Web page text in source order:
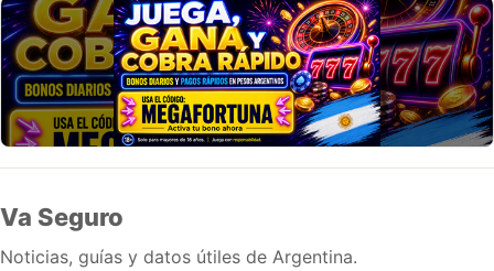
Va Seguro
Noticias, guías y datos útiles de Argentina.